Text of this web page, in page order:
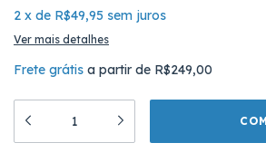
2 x de R$49,95 sem juros
Ver mais detalhes
Frete grátis a partir de R$249,00